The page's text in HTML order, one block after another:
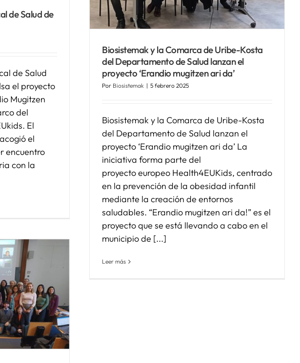
de Salud de
de Salud
el proyecto
Mugitzen
del
El
el
encuentro
con la
Biosistemak y la Comarca de Uribe-Kosta
del Departamento de Salud lanzan el
proyecto ‘Erandio mugitzen ari da’
Por Biosistemak | 5 febrero 2025
Biosistemak y la Comarca de Uribe-Kosta
del Departamento de Salud lanzan el
proyecto ‘Erandio mugitzen ari da’ La
iniciativa forma parte del
proyecto europeo Health4EUKids, centrado
en la prevención de la obesidad infantil
mediante la creación de entornos
saludables. “Erandio mugitzen ari da!” es el
proyecto que se está llevando a cabo en el
municipio de [...]
Leer más